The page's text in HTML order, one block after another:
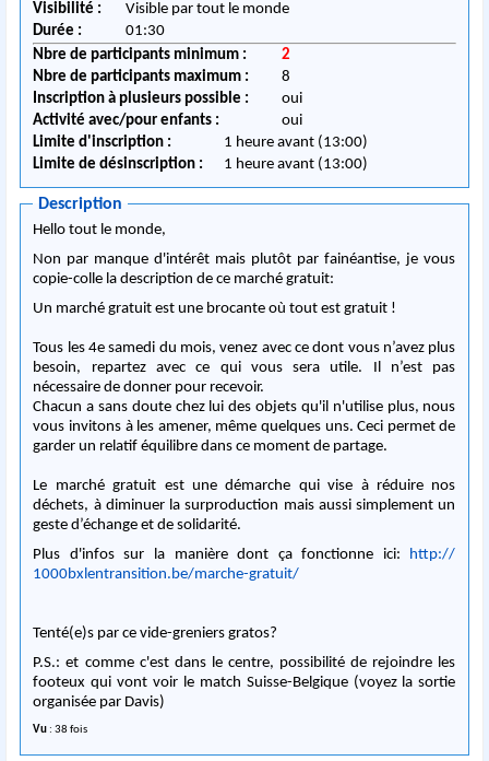
Visibilité :
Visible par tout le monde
Durée :
01:30
Nbre de participants minimum :
2
Nbre de participants maximum :
8
Inscription à plusieurs possible :
oui
Activité avec/pour enfants :
oui
Limite d'inscription :
1 heure avant (13:00)
Limite de désinscription :
1 heure avant (13:00)
Description
Hello tout le monde,
Non par manque d'intérêt mais plutôt par fainéantise, je vous
copie-colle la description de ce marché gratuit:
Un marché gratuit est une brocante où tout est gratuit !
Tous les 4e samedi du mois, venez avec ce dont vous n’avez plus
besoin, repartez avec ce qui vous sera utile. Il n’est pas
nécessaire de donner pour recevoir.
Chacun a sans doute chez lui des objets qu'il n'utilise plus, nous
vous invitons à les amener, même quelques uns. Ceci permet de
garder un relatif équilibre dans ce moment de partage.
Le marché gratuit est une démarche qui vise à réduire nos
déchets, à diminuer la surproduction mais aussi simplement un
geste d’échange et de solidarité.
Plus d'infos sur la manière dont ça fonctionne ici:
http://
1000bxlentransition.be/marche-gratuit/
Tenté(e)s par ce vide-greniers gratos?
P.S.: et comme c'est dans le centre, possibilité de rejoindre les
footeux qui vont voir le match Suisse-Belgique (voyez la sortie
organisée par Davis)
Vu : 38 fois